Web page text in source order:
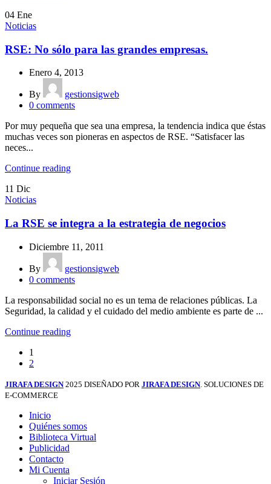
04 Ene
Noticias
RSE: No sólo para las grandes empresas.
Enero 4, 2013
By
gestionsigweb
0 comments
Por muy pequeña que sea una empresa, la tendencia indica que éstas
muchas veces son pioneras en aspectos de RSE. “Satisfacer las
neces...
Continue reading
11 Dic
Noticias
La RSE se integra a la estrategia de negocios
Diciembre 11, 2011
By
gestionsigweb
0 comments
La responsabilidad social no es un tema de relaciones públicas. La
Seguridad, la calidad y el cuidado del medio ambiente es parte de ...
Continue reading
1
2
JIRAFA DESIGN 2025 DISEÑADO POR JIRAFA DESIGN. SOLUCIONES DE
E-COMMERCE
Inicio
Quiénes somos
Biblioteca Virtual
Publicidad
Contacto
Mi Cuenta
Iniciar Sesión